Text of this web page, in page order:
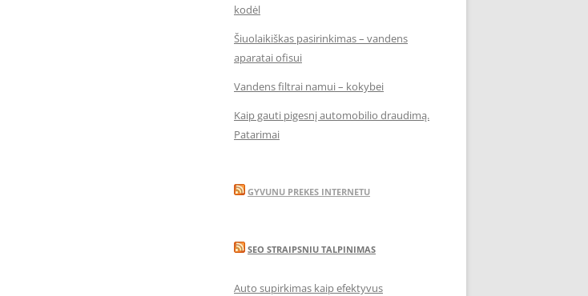
kodėl
Šiuolaikiškas pasirinkimas – vandens
aparatai ofisui
Vandens filtrai namui – kokybei
Kaip gauti pigesnį automobilio draudimą.
Patarimai
GYVUNU PREKES INTERNETU
SEO STRAIPSNIU TALPINIMAS
Auto supirkimas kaip efektyvus